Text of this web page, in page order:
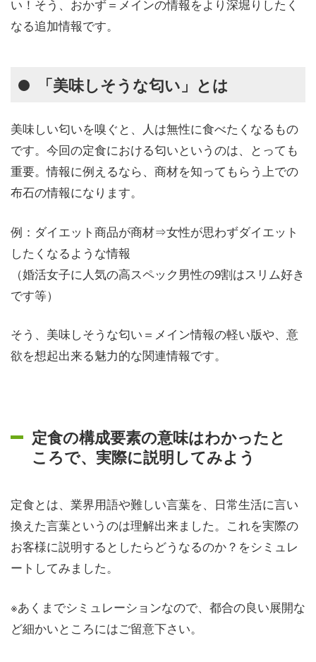
い！そう、 おかず＝メインの情報をより深堀りしたく
なる追加情報です。
「美味しそうな匂い」とは
美味しい匂いを嗅ぐと、人は無性に食べたくなるもの
です。今回の定食における匂いというのは、とっても
重要。情報に例えるなら、商材を知ってもらう上での
布石の情報になります。
例：ダイエット商品が商材⇒女性が思わずダイエット
したくなるような情報
（婚活女子に人気の高スペック男性の9割はスリム好き
です等）
そう、 美味しそうな匂い ＝メイン情報の軽い版や、意
欲を想起出来る魅力的な関連情報です。
定食の構成要素の意味はわかったと
ころで、実際に説明してみよう
定食とは、業界用語や難しい言葉を、日常生活に言い
換えた言葉というのは理解出来ました。これを実際の
お客様に説明するとしたらどうなるのか？をシミュレ
ートしてみました。
※あくまでシミュレーションなので、都合の良い展開な
ど細かいところにはご留意下さい。